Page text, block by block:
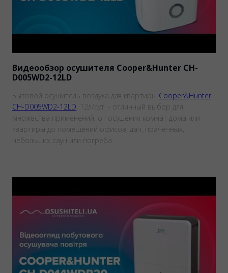
Видеообзор осушителя Cooper&Hunter CH-
D005WD2-12LD
Бытовой осушитель воздуха для квартиры Cooper&Hunter
CH-D005WD2-12LD, 12л/сут. - отличный выбор для
множества применений: от осушения комнат дома или
квартиры до помещений офисов, дач, прачечных,
небольших саун или погреба.